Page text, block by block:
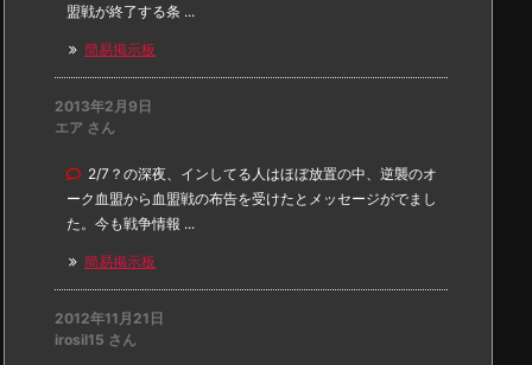
盟戦が終了する条 ...
簡易掲示板
2013年2月9日
エア さん
2/7？の深夜、インしてる人はほぼ放置の中、逆襲のオ
ーク血盟から血盟戦の布告を受けたとメッセージがでまし
た。今も戦争情報 ...
簡易掲示板
2012年11月21日
irosil15 さん